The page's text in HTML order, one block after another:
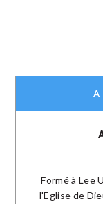
A
Formé à Lee
l'Eglise de